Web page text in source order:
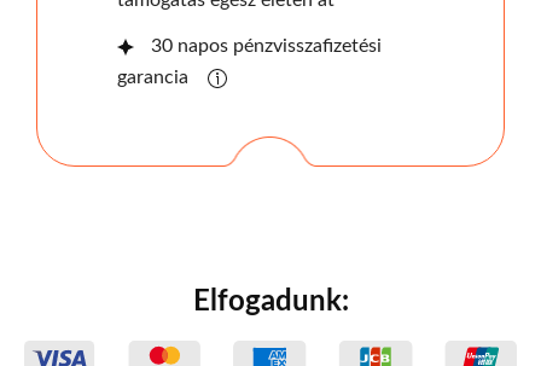
30 napos pénzvisszafizetési
garancia
Elfogadunk: